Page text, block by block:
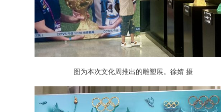
图为本次文化周推出的雕塑展。徐婧 摄